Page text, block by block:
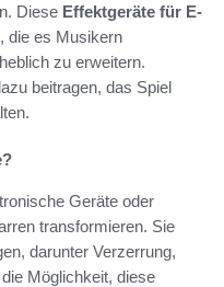
Diese Effektgeräte für E-
die es Musikern
zu erweitern.
beitragen, das Spiel
Geräte oder
transformieren. Sie
darunter Verzerrung,
Möglichkeit, diese